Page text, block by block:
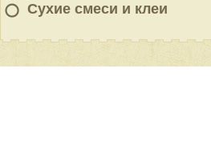
Сухие смеси и клеи